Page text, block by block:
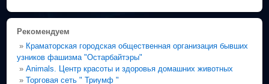
Рекомендуем
» Краматорская городская общественная организация бывших
узников фашизма "Остарбайтэры"
»Animals. Центр красоты и здоровья домашних животных
»Торговая сеть " Триумф "